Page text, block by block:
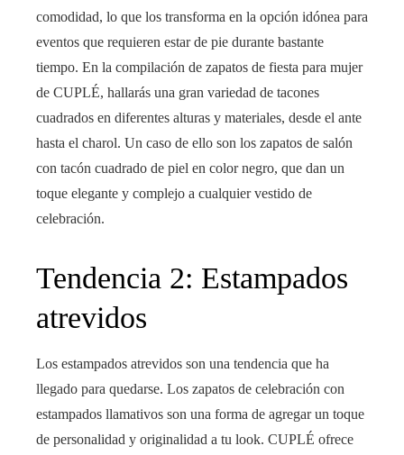
comodidad, lo que los transforma en la opción idónea para
eventos que requieren estar de pie durante bastante
tiempo. En la compilación de zapatos de fiesta para mujer
de CUPLÉ, hallarás una gran variedad de tacones
cuadrados en diferentes alturas y materiales, desde el ante
hasta el charol. Un caso de ello son los zapatos de salón
con tacón cuadrado de piel en color negro, que dan un
toque elegante y complejo a cualquier vestido de
celebración.
Tendencia 2: Estampados
atrevidos
Los estampados atrevidos son una tendencia que ha
llegado para quedarse. Los zapatos de celebración con
estampados llamativos son una forma de agregar un toque
de personalidad y originalidad a tu look. CUPLÉ ofrece